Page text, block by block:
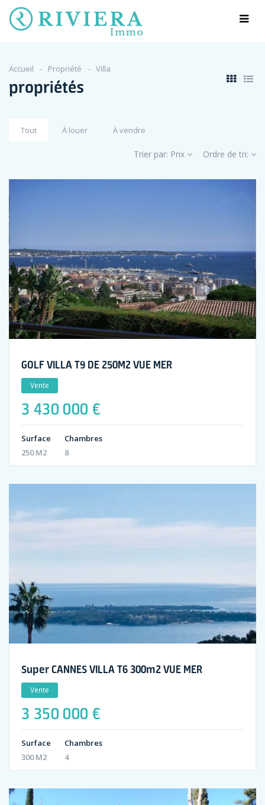
Accueil Propriété Villa
propriétés
Tout À louer À vendre
Trier par: Prix Ordre de tri:
GOLF VILLA T9 DE 250M2 VUE MER
Vente
3 430 000 €
Surface
250 M2
Chambres
8
Super CANNES VILLA T6 300m2 VUE MER
Vente
3 350 000 €
Surface
300 M2
Chambres
4